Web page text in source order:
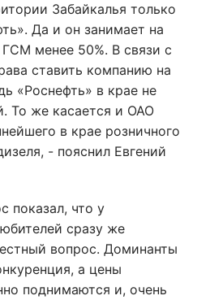
Забайкалья только
Да и он занимает на
менее 50%. В связи с
ставить компанию на
«Роснефть» в крае не
То же касается и ОАО
в крае розничного
- пояснил Евгений
показал, что у
сразу же
вопрос. Доминанты
а цены
поднимаются и, очень